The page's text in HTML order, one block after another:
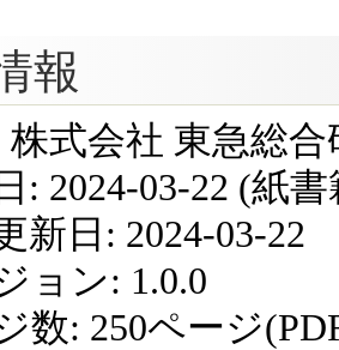
報
株式会社 東急総合
: 2024-03-22 (紙書
新日: 2024-03-22
ョン: 1.0.0
数: 250ページ